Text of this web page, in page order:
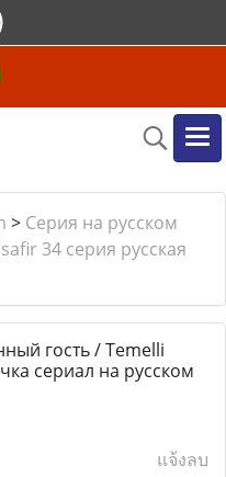
> Серия на русском
34 серия русская
гость / Temelli
сериал на русском
แจ้งลบ